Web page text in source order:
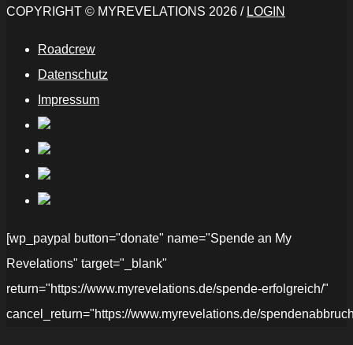
COPYRIGHT © MYREVELATIONS 2026 / LOGIN
Roadcrew
Datenschutz
Impressum
[wp_paypal button="donate" name="Spende an My
Revelations" target="_blank"
return="https://www.myrevelations.de/spende-erfolgreich/"
cancel_return="https://www.myrevelations.de/